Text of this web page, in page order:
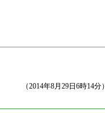
（2014年8月29日6時14分）